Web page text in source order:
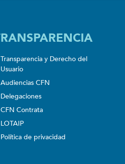
Transparencia y Derecho del
Usuario
Audiencias CFN
Delegaciones
CFN Contrata
LOTAIP
Política de privacidad